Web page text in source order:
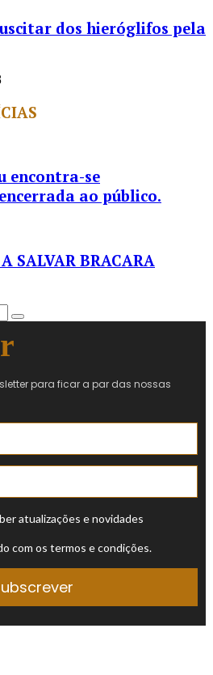
dos hieróglifos pela
encontra-se
ao público.
SALVAR BRACARA